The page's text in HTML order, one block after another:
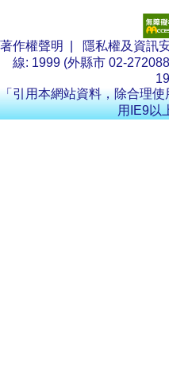
著作權聲明 隱私權及資訊
線: 1999 (外縣市 02-
「引用本網站資料，除合理
用IE9以